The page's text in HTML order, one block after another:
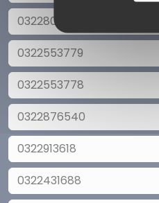
0322807924
0322553779
0322553778
0322876540
0322913618
0322431688